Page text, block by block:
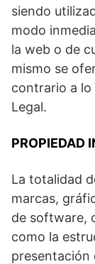
siendo
modo
la web o de
mismo se
contrario a lo
Legal.
PROPIEDAD
La totalidad
marcas,
de software,
como la
presentación